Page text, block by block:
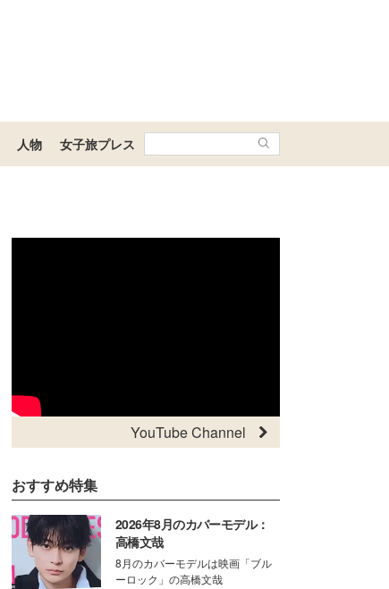
人物 女子旅プレス
YouTube Channel
おすすめ特集
2026年8月のカバーモデル：
高橋文哉
8月のカバーモデルは映画「ブル
ーロック」の高橋文哉